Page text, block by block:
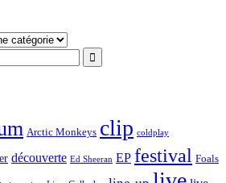
Arctic Monkeys clip coldplay
découverte Ed Sheeran EP festival Foals